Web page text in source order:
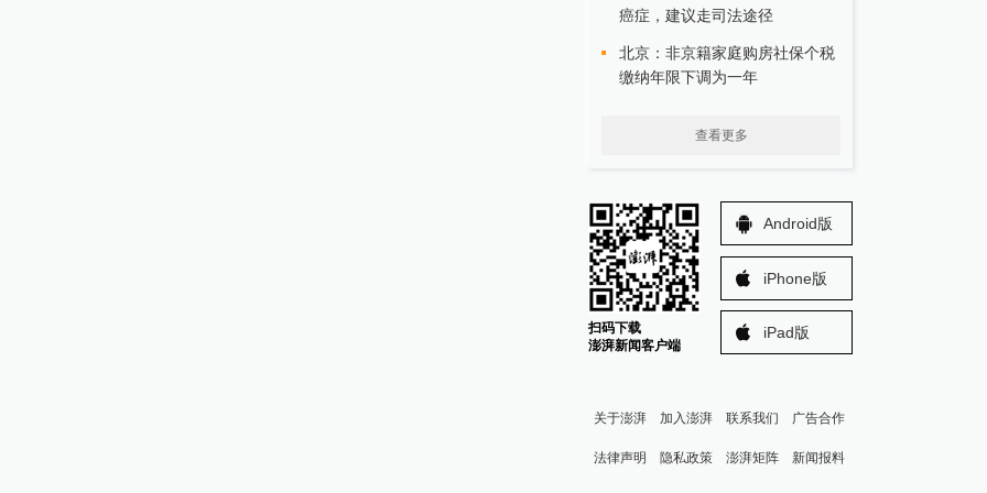
癌症，建议走司法途径
北京：非京籍家庭购房社保个税
缴纳年限下调为一年
查看更多
扫码下载
澎湃新闻客户端
Android版
iPhone版
iPad版
关于澎湃 加入澎湃 联系我们 广告合作
法律声明 隐私政策 澎湃矩阵 新闻报料